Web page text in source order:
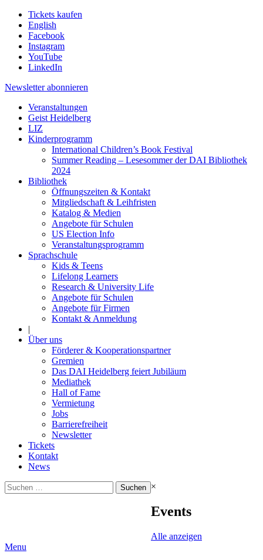
Tickets kaufen
English
Facebook
Instagram
YouTube
LinkedIn
Newsletter abonnieren
Veranstaltungen
Geist Heidelberg
LIZ
Kinderprogramm
International Children’s Book Festival
Summer Reading – Lesesommer der DAI Bibliothek
2024
Bibliothek
Öffnungszeiten & Kontakt
Mitgliedschaft & Leihfristen
Katalog & Medien
Angebote für Schulen
US Election Info
Veranstaltungsprogramm
Sprachschule
Kids & Teens
Lifelong Learners
Research & University Life
Angebote für Schulen
Angebote für Firmen
Kontakt & Anmeldung
|
Über uns
Förderer & Kooperationspartner
Gremien
Das DAI Heidelberg feiert Jubiläum
Mediathek
Hall of Fame
Vermietung
Jobs
Barrierefreiheit
Newsletter
Tickets
Kontakt
News
Suchen
nach:
×
Events
Alle anzeigen
Menu